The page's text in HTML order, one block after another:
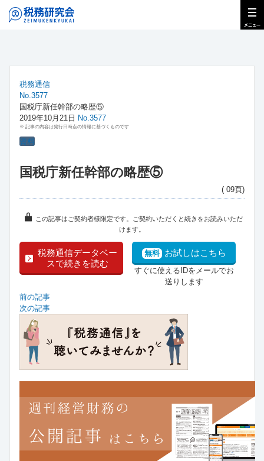
税務通信
No.3577
国税庁新任幹部の略歴⑤
2019年10月21日 No.3577
※ 記事の内容は発行日時点の情報に基づくものです
資料
国税庁新任幹部の略歴⑤
( 09頁)
この記事はご契約者様限定です。ご契約いただくと続きをお読みいただ
けます。
税務通信データベー
スで続きを読む
無料 お試しはこちら
すぐに使えるIDをメールでお
送りします
前の記事
次の記事